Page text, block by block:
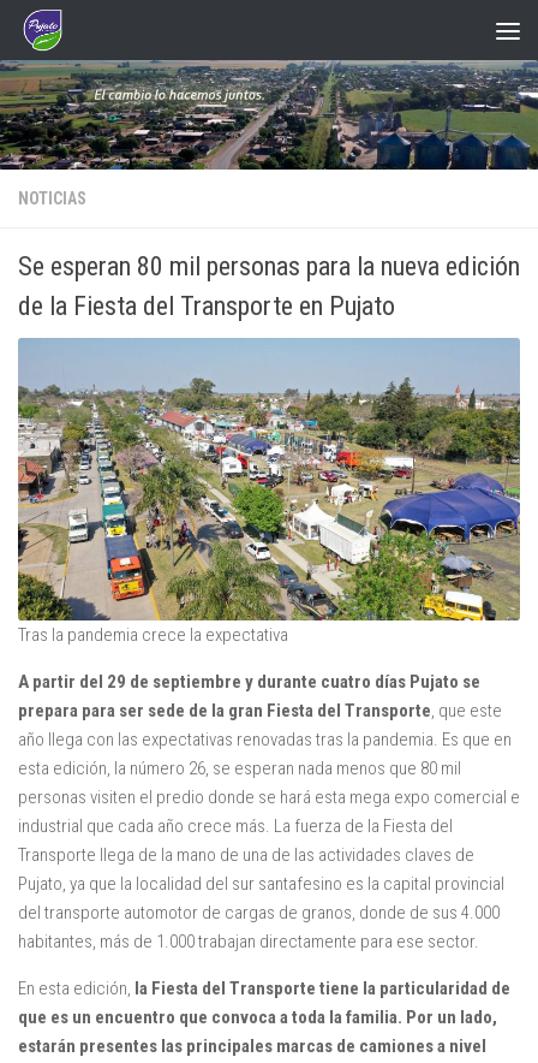
Saltar al contenido
NOTICIAS
Se esperan 80 mil personas para la nueva edición
de la Fiesta del Transporte en Pujato
Tras la pandemia crece la expectativa
A partir del 29 de septiembre y durante cuatro días Pujato se
prepara para ser sede de la gran Fiesta del Transporte, que este
año llega con las expectativas renovadas tras la pandemia. Es que en
esta edición, la número 26, se esperan nada menos que 80 mil
personas visiten el predio donde se hará esta mega expo comercial e
industrial que cada año crece más. La fuerza de la Fiesta del
Transporte llega de la mano de una de las actividades claves de
Pujato, ya que la localidad del sur santafesino es la capital provincial
del transporte automotor de cargas de granos, donde de sus 4.000
habitantes, más de 1.000 trabajan directamente para ese sector.
En esta edición, la Fiesta del Transporte tiene la particularidad de
que es un encuentro que convoca a toda la familia. Por un lado,
estarán presentes las principales marcas de camiones a nivel